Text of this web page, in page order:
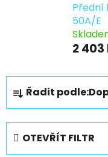
Přední
50A/E
2 403
Ř
a
z
e
n
Řadit podle:
OTEVŘÍT FILTR